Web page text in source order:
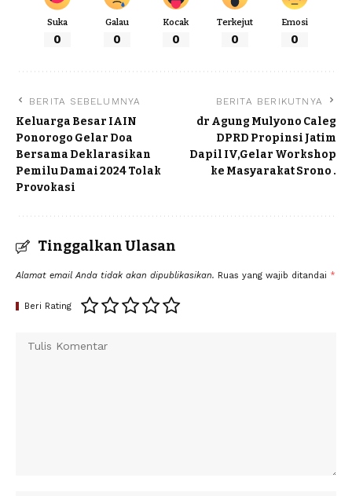
Suka
0
Galau
0
Kocak
0
Terkejut
0
Emosi
0
BERITA SEBELUMNYA
Keluarga Besar IAIN
Ponorogo Gelar Doa
Bersama Deklarasikan
Pemilu Damai 2024 Tolak
Provokasi
BERITA BERIKUTNYA
dr Agung Mulyono Caleg
DPRD Propinsi Jatim
Dapil IV,Gelar Workshop
ke Masyarakat Srono .
Tinggalkan Ulasan
Alamat email Anda tidak akan dipublikasikan. Ruas yang wajib ditandai *
Beri Rating